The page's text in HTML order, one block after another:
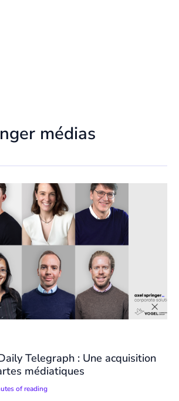
médias
Telegraph : Une acquisition
médiatiques
of reading